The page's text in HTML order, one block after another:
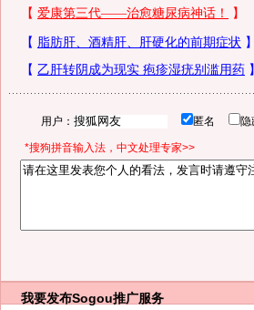
用户： 匿名
*搜狗拼音输入法，中文处理专家>>
我要发布Sogou推广服务